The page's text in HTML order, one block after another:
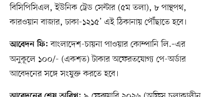
বিসিপিসিএল, ইউনিক ট্রেড সেন্টার (৫ম তলা), ৮ পান্থপথ,
কারওয়ান বাজার, ঢাকা-১২১৫’ এই ঠিকানায় পৌঁছাতে হবে।
আবেদন ফি: বাংলাদেশ-চায়না পাওয়ার কোম্পানি লি.–এর
অনুকূলে ১০০/- (একশত) টাকার অফেরতযোগ্য পে-অর্ডার
আবেদনের সঙ্গে সংযুক্ত করতে হবে।